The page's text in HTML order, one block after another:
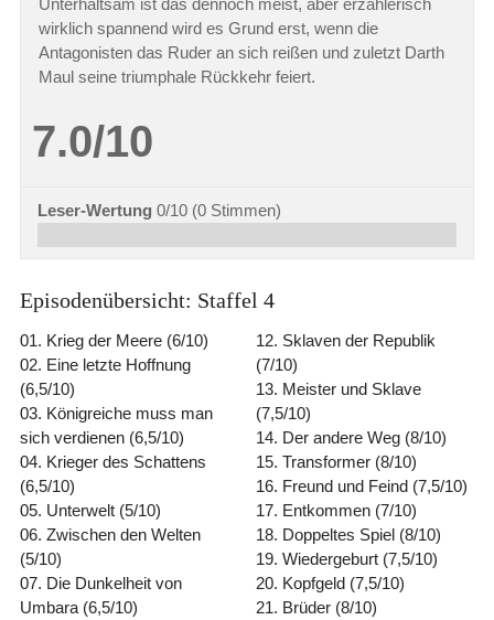
Unterhaltsam ist das dennoch meist, aber erzählerisch
wirklich spannend wird es Grund erst, wenn die
Antagonisten das Ruder an sich reißen und zuletzt Darth
Maul seine triumphale Rückkehr feiert.
7.0/10
Leser-Wertung 0/10 (0Stimmen)
Episodenübersicht: Staffel 4
01. Krieg der Meere (6/10)
02. Eine letzte Hoffnung
(6,5/10)
03. Königreiche muss man
sich verdienen (6,5/10)
04. Krieger des Schattens
(6,5/10)
05. Unterwelt (5/10)
06. Zwischen den Welten
(5/10)
07. Die Dunkelheit von
Umbara (6,5/10)
12. Sklaven der Republik
(7/10)
13. Meister und Sklave
(7,5/10)
14. Der andere Weg (8/10)
15. Transformer (8/10)
16. Freund und Feind (7,5/10)
17. Entkommen (7/10)
18. Doppeltes Spiel (8/10)
19. Wiedergeburt (7,5/10)
20. Kopfgeld (7,5/10)
21. Brüder (8/10)